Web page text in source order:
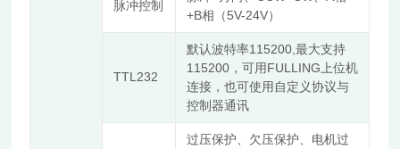
脉冲控制
+B相（ 5V-24V）
TTL232
默认波特率115200,最大支持
115200 ，可用 FULLING 上位机
连接，也可使用自定义协议与
控制器通讯
过压保护、欠压保护、电机过